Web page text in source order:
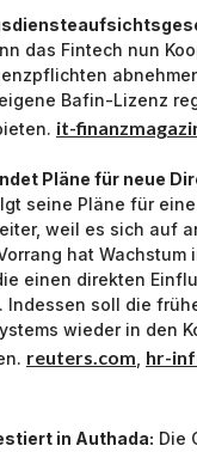
das Fintech nun
Bafin-Lizenz
it-
Pläne für neue
seine Pläne für
weil es sich auf
hat Wachstum
einen direkten
Indessen soll die
wieder in den
reuters.com hr-
in Authada: Die